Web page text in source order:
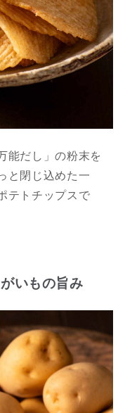
能だし」の粉末を
と閉じ込めた一
テトチップスで
いもの旨み